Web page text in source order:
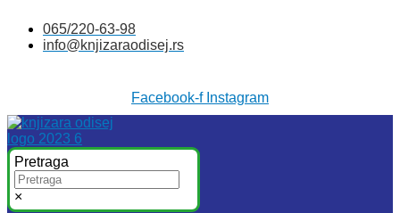
sadržaj
065/220-63-98
info@knjizaraodisej.rs
Facebook-f Instagram
Pretraga
×